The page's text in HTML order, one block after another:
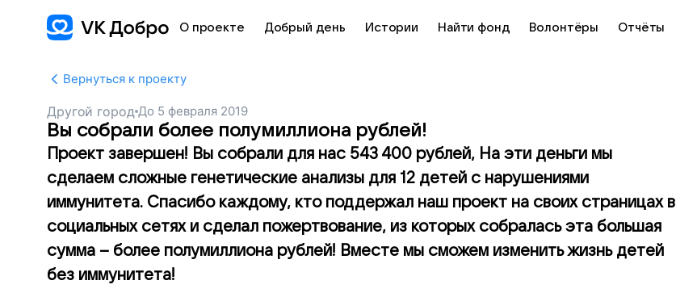
О проекте Добрый день Истории Найти фонд Волонтёры Отчёты
Вернуться к проекту
Другой город До 5 февраля 2019
Вы собрали более полумиллиона рублей!
Проект завершен! Вы собрали для нас 543 400 рублей, На эти деньги мы
сделаем сложные генетические анализы для 12 детей с нарушениями
иммунитета. Спасибо каждому, кто поддержал наш проект на своих страницах в
социальных сетях и сделал пожертвование, из которых собралась эта большая
сумма – более полумиллиона рублей! Вместе мы сможем изменить жизнь детей
без иммунитета!